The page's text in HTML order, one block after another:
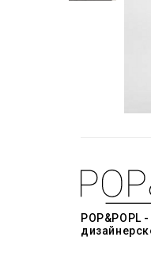
POP&POPL